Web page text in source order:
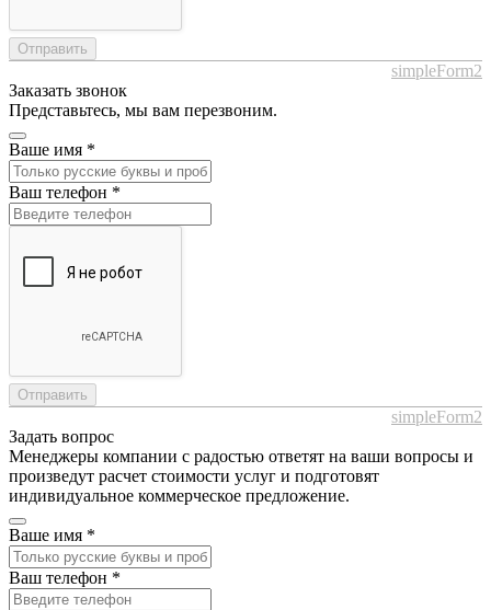
Отправить
simpleForm2
Заказать звонок
Представьтесь, мы вам перезвоним.
Ваше имя *
Ваш телефон *
Отправить
simpleForm2
Задать вопрос
Менеджеры компании с радостью ответят на ваши вопросы и
произведут расчет стоимости услуг и подготовят
индивидуальное коммерческое предложение.
Ваше имя *
Ваш телефон *